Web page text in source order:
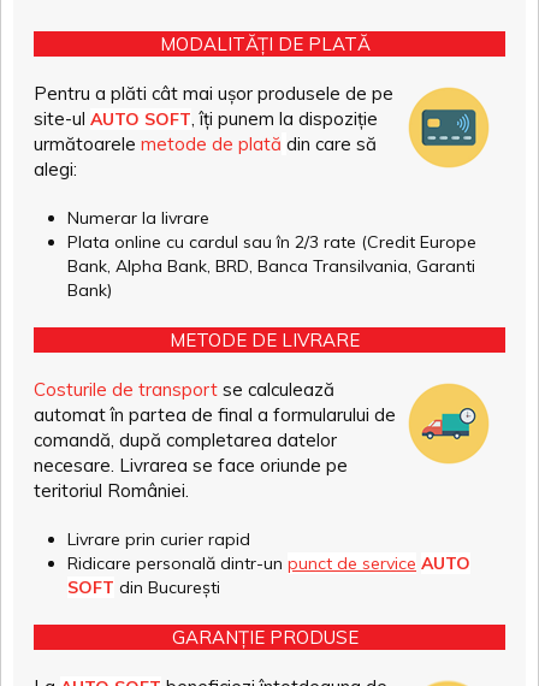
MODALITĂȚI DE PLATĂ
Pentru a plăti cât mai ușor produsele de pe
site-ul AUTO SOFT, îți punem la dispoziție
următoarele metode de plată din care să
alegi:
Numerar la livrare
Plata online cu cardul sau în 2/3 rate (Credit Europe
Bank, Alpha Bank, BRD, Banca Transilvania, Garanti
Bank)
METODE DE LIVRARE
Costurile de transport se calculează
automat în partea de final a formularului de
comandă, după completarea datelor
necesare. Livrarea se face oriunde pe
teritoriul României.
Livrare prin curier rapid
Ridicare personală dintr-un punct de service AUTO
SOFT din București
GARANȚIE PRODUSE